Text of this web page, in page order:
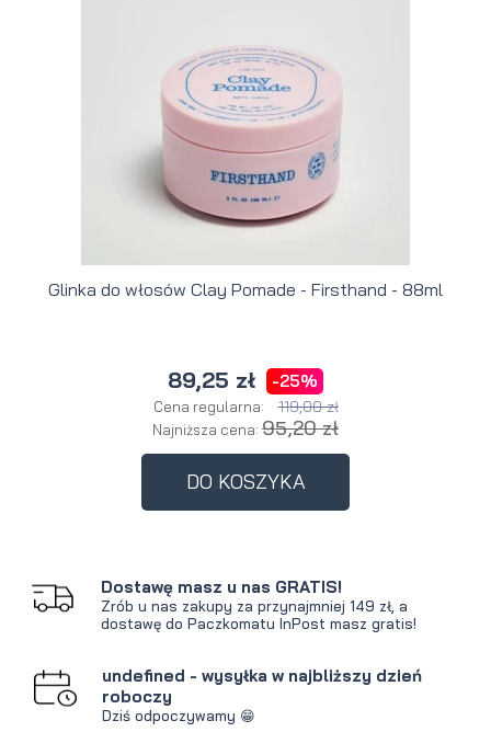
Glinka do włosów Clay Pomade - Firsthand - 88ml
89,25 zł -25%
Cena regularna: 119,00 zł
Najniższa cena: 95,20 zł
DO KOSZYKA
Dostawę masz u nas GRATIS!
Zrób u nas zakupy za przynajmniej 149 zł, a
dostawę do Paczkomatu InPost masz gratis!
undefined - wysyłka w najbliższy dzień
roboczy
Dziś odpoczywamy 😁